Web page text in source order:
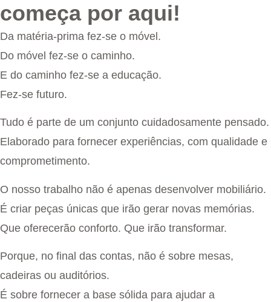
começa por aqui!
Da matéria-prima fez-se o móvel.
Do móvel fez-se o caminho.
E do caminho fez-se a educação.
Fez-se futuro.
Tudo é parte de um conjunto cuidadosamente pensado.
Elaborado para fornecer experiências, com qualidade e
comprometimento.
O nosso trabalho não é apenas desenvolver mobiliário.
É criar peças únicas que irão gerar novas memórias.
Que oferecerão conforto. Que irão transformar.
Porque, no final das contas, não é sobre mesas,
cadeiras ou auditórios.
É sobre fornecer a base sólida para ajudar a